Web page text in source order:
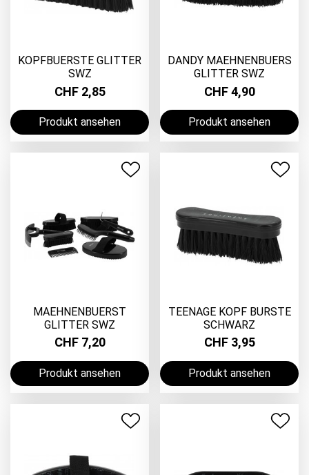
KOPFBUERSTE GLITTER
SWZ
CHF 2,85
Produkt ansehen
DANDY MAEHNENBUERS
GLITTER SWZ
CHF 4,90
Produkt ansehen
MAEHNENBUERST
GLITTER SWZ
CHF 7,20
Produkt ansehen
TEENAGE KOPF BURSTE
SCHWARZ
CHF 3,95
Produkt ansehen